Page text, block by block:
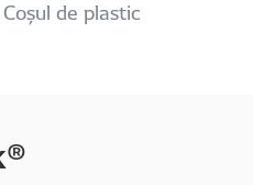
de plastic